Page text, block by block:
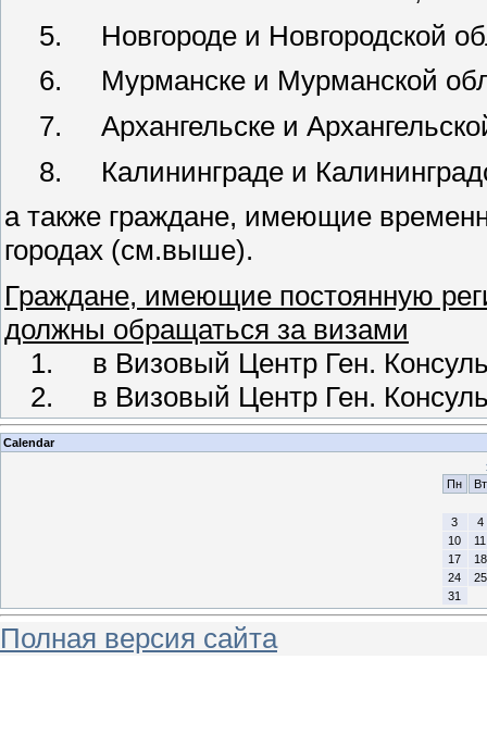
5.
Новгороде и Новгородской
6.
Мурманске и Мурманской
7.
Архангельске и
8.
Калининграде и
а также граждане, имеющие
городах (см.выше).
Граждане, имеющие постоянную
должны обращаться за визами
1.
в Визовый Центр Ген.
2.
в Визовый Центр Ген.
Calendar
Пн
Вт
3
4
10
11
17
18
24
25
31
Полная версия сайта